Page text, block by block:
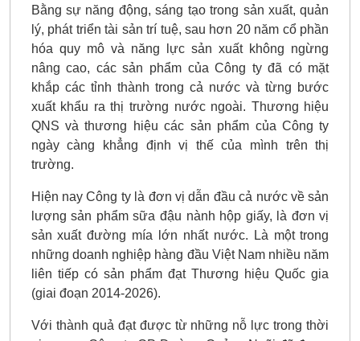
Bằng sự năng động, sáng tạo trong sản xuất, quản
lý, phát triển tài sản trí tuệ, sau hơn 20 năm cổ phần
hóa quy mô và năng lực sản xuất không ngừng
nâng cao, các sản phẩm của Công ty đã có mặt
khắp các tỉnh thành trong cả nước và từng bước
xuất khẩu ra thị trường nước ngoài. Thương hiệu
QNS và thương hiệu các sản phẩm của Công ty
ngày càng khẳng định vị thế của mình trên thị
trường.
Hiện nay Công ty là đơn vị dẫn đầu cả nước về sản
lượng sản phẩm sữa đậu nành hộp giấy, là đơn vị
sản xuất đường mía lớn nhất nước. Là một trong
những doanh nghiệp hàng đầu Việt Nam nhiều năm
liên tiếp có sản phẩm đạt Thương hiệu Quốc gia
(giai đoạn 2014-2026).
Với thành quả đạt được từ những nỗ lực trong thời